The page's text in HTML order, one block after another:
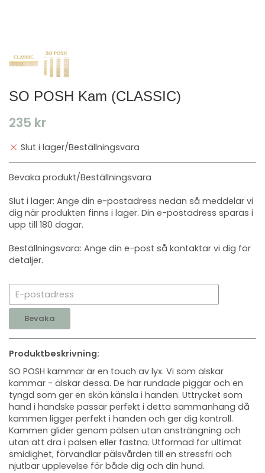
SO POSH Kam (CLASSIC)
235 kr
Slut i lager/Beställningsvara
Bevaka produkt/Beställningsvara
Slut i lager: Ange din e-postadress nedan så meddelar vi
dig när produkten finns i lager. Din e-postadress sparas i
upp till 180 dagar.
Beställningsvara: Ange din e-post så kontaktar vi dig för
detaljer.
Bevaka
Produktbeskrivning:
SO POSH kammar är en touch av lyx. Vi som älskar
kammar - älskar dessa. De har rundade piggar och en
tyngd som ger en skön känsla i handen. Uttrycket som
hand i handske passar perfekt i detta sammanhang då
kammen ligger perfekt i handen och ger dig kontroll.
Kammen glider genom pälsen utan ansträngning och
utan att dra i pälsen eller fastna. Utformad för ultimat
smidighet, förvandlar pälsvården till en stressfri och
njutbar upplevelse för både dig och din hund.